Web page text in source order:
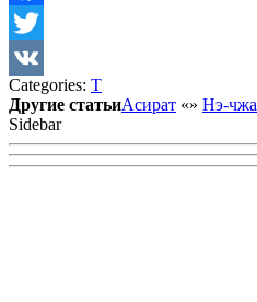
Facebook
Twitter
VK
Categories: Т
Другие статьиАсират «» Нэ-чжа
Sidebar